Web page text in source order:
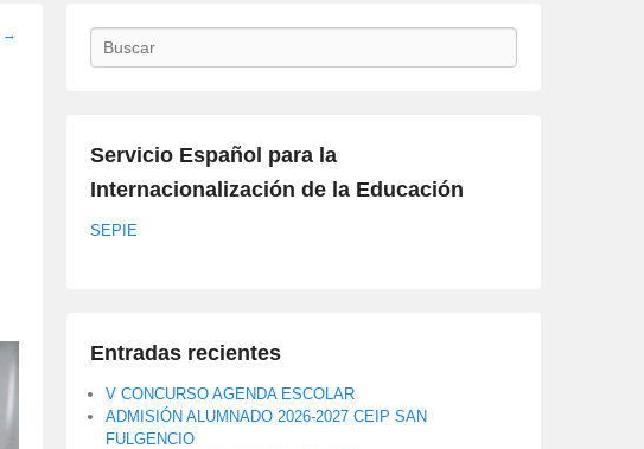
→ Buscar
Servicio Español para la
Internacionalización de la Educación
SEPIE
Entradas recientes
V CONCURSO AGENDA ESCOLAR
ADMISIÓN ALUMNADO 2026-2027 CEIP SAN
FULGENCIO